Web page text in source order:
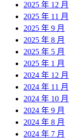
2025 年 12 月
2025 年 11 月
2025 年 9 月
2025 年 8 月
2025 年 5 月
2025 年 1 月
2024 年 12 月
2024 年 11 月
2024 年 10 月
2024 年 9 月
2024 年 8 月
2024 年 7 月